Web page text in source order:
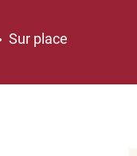
Sur place